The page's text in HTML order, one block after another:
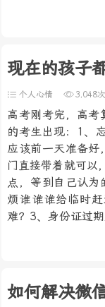
现在的孩子
个人心情 3,048次
高考刚考完，高考
的考生出现：1、
应该前一天准备好
门直接带着就可以
点，等到自己认
烦谁谁谁给临时
难？3、身份证过
如何解决微